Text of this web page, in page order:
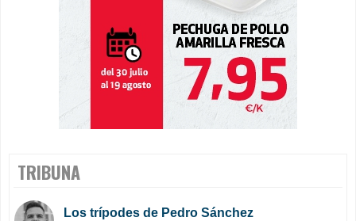
TRIBUNA
Los trípodes de Pedro Sánchez